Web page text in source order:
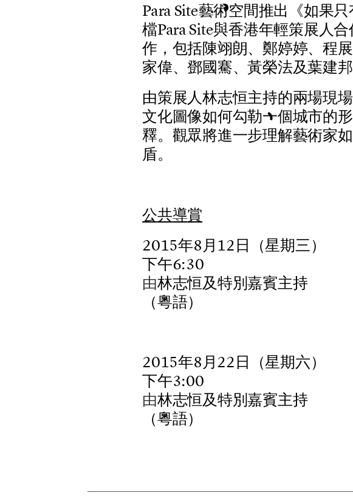
Para Site藝術空間推出 《如果只
檔ParaSite與香港年輕策展人合
作， 包括陳翊朗、鄭婷婷、程展
家偉、鄧國騫、黃榮法及葉建邦
由策展人林志恒主持的兩場現場
文化圖像如何勾勒一個城市的形
釋。 觀眾將進一步理解藝術家如
盾。
公共導賞
2015年8月12日 （星期三）
下午6:30
由林志恒及特別嘉賓主持
（粵語）
2015年8月22日 （星期六）
下午3:00
由林志恒及特別嘉賓主持
（粵語）